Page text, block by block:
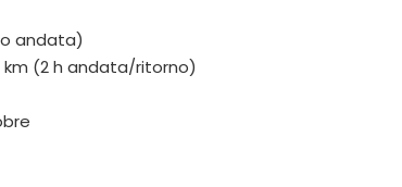
andata)
km (2 h andata/ritorno)